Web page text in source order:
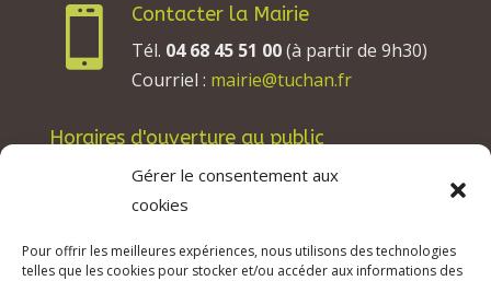
Gérer le consentement aux
cookies
Pour offrir les meilleures expériences, nous utilisons des technologies
telles que les cookies pour stocker et/ou accéder aux informations des

Contacter la Mairie
Tél. 04 68 45 51 00(à partir de 9h30)
Courriel : mairie@tuchan.fr
Horaires d'ouverture au public
Les lundis, mardis et jeudis : de 8h à 12h et de
13h30 à 17h30.
Les vendredis : de 8h à 12h.